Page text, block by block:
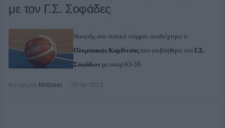
με τον Γ.Σ. Σοφάδες
Νικητής στο τοπικό ντέρμπι αναδείχτηκε ο
Ολυμπιακός Καρδίτσαςπου επιβλήθηκε του Γ.Σ.
Σοφάδων με σκορ 63-59.
Κατηγορία Μπάσκετ 29 Ιαν 2012